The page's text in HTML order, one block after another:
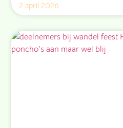
2 april 2026